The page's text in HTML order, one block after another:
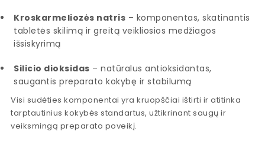
Kroskarmeliozės natris – komponentas, skatinantis
tabletės skilimą ir greitą veikliosios medžiagos
išsiskyrimą
Silicio dioksidas – natūralus antioksidantas,
saugantis preparato kokybę ir stabilumą
Visi sudėties komponentai yra kruopščiai ištirti ir atitinka
tarptautinius kokybės standartus, užtikrinant saugų ir
veiksmingą preparato poveikį.